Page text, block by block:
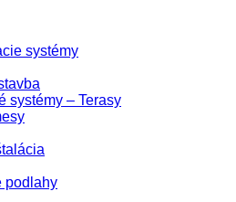
systémy
systémy – Terasy
podlahy